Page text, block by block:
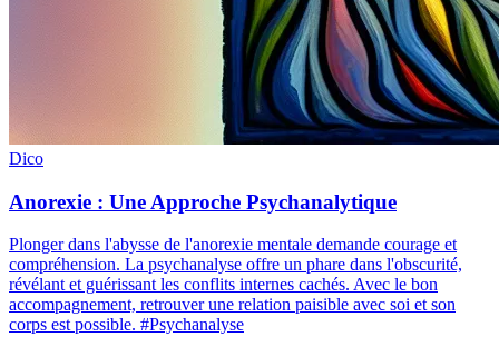
Dico
Anorexie : Une Approche Psychanalytique
Plonger dans l'abysse de l'anorexie mentale demande courage et
compréhension. La psychanalyse offre un phare dans l'obscurité,
révélant et guérissant les conflits internes cachés. Avec le bon
accompagnement, retrouver une relation paisible avec soi et son
corps est possible. #Psychanalyse